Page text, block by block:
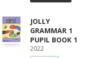
JOLLY
GRAMMAR 1
PUPIL BOOK 1
2022